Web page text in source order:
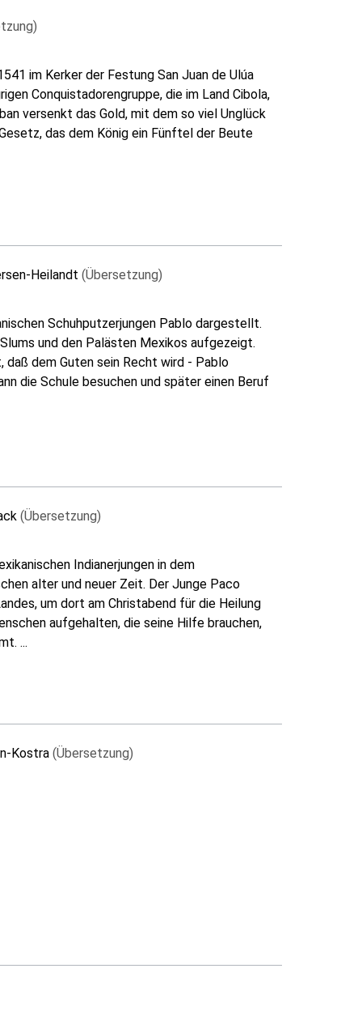
im Kerker der Festung San Juan de Ulúa
Conquistadorengruppe, die im Land Cibola,
versenkt das Gold, mit dem so viel Unglück
das dem König ein Fünftel der Beute
Heilandt (Übersetzung)
Schuhputzerjungen Pablo dargestellt.
und den Palästen Mexikos aufgezeigt.
daß dem Guten sein Recht wird - Pablo
die Schule besuchen und später einen Beruf
(Übersetzung)
Indianerjungen in dem
alter und neuer Zeit. Der Junge Paco
um dort am Christabend für die Heilung
aufgehalten, die seine Hilfe brauchen,
...
Kostra (Übersetzung)